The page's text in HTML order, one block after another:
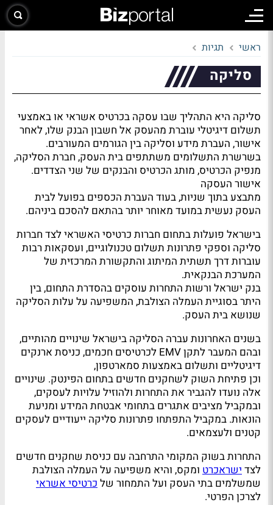
ראשי תגיות
סליקה
סליקה היא התהליך שבו עסקה בכרטיס אשראי או באמצעי
תשלום דיגיטלי עוברת מהעסק אל חשבון הבנק שלו, לאחר
אישור, העברת מידע וסליקה בין הגורמים המעורבים.
בשרשרת התשלומים משתתפים בית העסק, חברת הסליקה,
מנפיק הכרטיס, מותג הכרטיס והבנקים של שני הצדדים.
אישור העסקה
מתבצע בתוך שניות, בעוד העברת הכספים בפועל לבית
העסק נעשית במועד מאוחר יותר בהתאם להסכם ביניהם.
בישראל פועלות בתחום חברות כרטיסי האשראי לצד חברות
סליקה וספקי פתרונות תשלום טכנולוגיים, ועסקאות רבות
עוברות דרך תשתית המיתוג והתקשורת המרכזית של
המערכת הבנקאית.
בנק ישראל ורשות התחרות עוסקים בהסדרת התחום, בין
היתר בסוגיית העמלה הצולבת, המשפיעה על עלות הסליקה
שנושא בית העסק.
בשנים האחרונות עברה הסליקה בישראל שינויים מהותיים,
ובהם המעבר לתקן EMV לכרטיסים חכמים, כניסת ארנקים
דיגיטליים ותשלום באמצעות סמארטפון,
וכן פתיחת השוק לשחקנים חדשים בתחום הפינטק. שינויים
אלה נועדו להגביר את התחרות ולהוזיל עלויות לעסקים,
ובמקביל מציבים אתגרים בתחומי אבטחת המידע ומניעת
הונאות. במקביל התפתחו פתרונות סליקה ייעודיים לעסקים
קטנים ולעצמאים.
התחרות בשוק המקומי התרחבה עם כניסת שחקנים חדשים
לצדישראכרט ומקס, והיא משפיעה על העמלה הצולבת
שמשלמים בתי העסק ועל התמחור שלכרטיסי אשראי
לצרכן הפרטי.